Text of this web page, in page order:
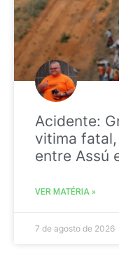
Acidente:
vitima
entre Assú
VER MATÉRIA »
7 de agosto de 2026